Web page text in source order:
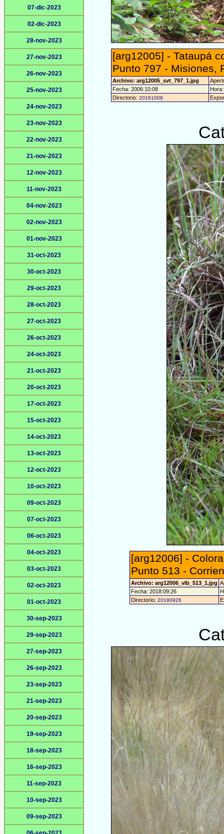
07-dic-2023
02-dic-2023
28-nov-2023
27-nov-2023
26-nov-2023
25-nov-2023
24-nov-2023
23-nov-2023
22-nov-2023
21-nov-2023
12-nov-2023
11-nov-2023
04-nov-2023
02-nov-2023
01-nov-2023
31-oct-2023
30-oct-2023
29-oct-2023
28-oct-2023
27-oct-2023
26-oct-2023
24-oct-2023
21-oct-2023
20-oct-2023
17-oct-2023
15-oct-2023
14-oct-2023
13-oct-2023
12-oct-2023
10-oct-2023
09-oct-2023
07-oct-2023
06-oct-2023
04-oct-2023
03-oct-2023
02-oct-2023
01-oct-2023
30-sep-2023
29-sep-2023
27-sep-2023
26-sep-2023
23-sep-2023
21-sep-2023
20-sep-2023
19-sep-2023
18-sep-2023
16-sep-2023
11-sep-2023
10-sep-2023
09-sep-2023
[arg12005] - Tataupá
Punto 797 - Misiones,
Archivo: arg12005_svt_797_1.jpg
Fecha: 2006:10:08
Directorio: 20161008
[arg12006] -
Punto 513 -
Archivo: arg12006_vlb_513_1.jpg
Fecha: 2018:09:26
Directorio: 20180926